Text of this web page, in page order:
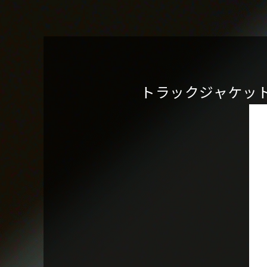
トラックジャケッ